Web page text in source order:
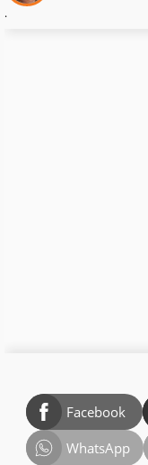
.
Facebook
WhatsApp